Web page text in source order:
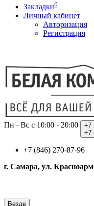
Закладки0
Личный кабинет
Авторизация
Регистрация
Пн - Вс с 10:00 - 20:00 +7
+7
+7 (846) 270-87-96
г. Самара, ул.
Везде